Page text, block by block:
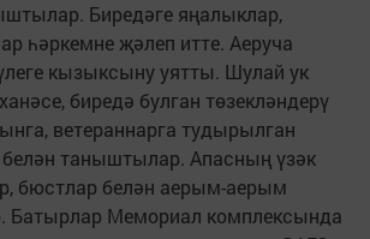
Биредәге яңалыклар,
һәркемне җәлеп итте. Аеруча
кызыксыну уятты. Шулай ук
биредә булган төзекләндерү
ветераннарга тудырылган
таныштылар. Апасның үзәк
бюстлар белән аерым-аерым
Мемориал комплексында